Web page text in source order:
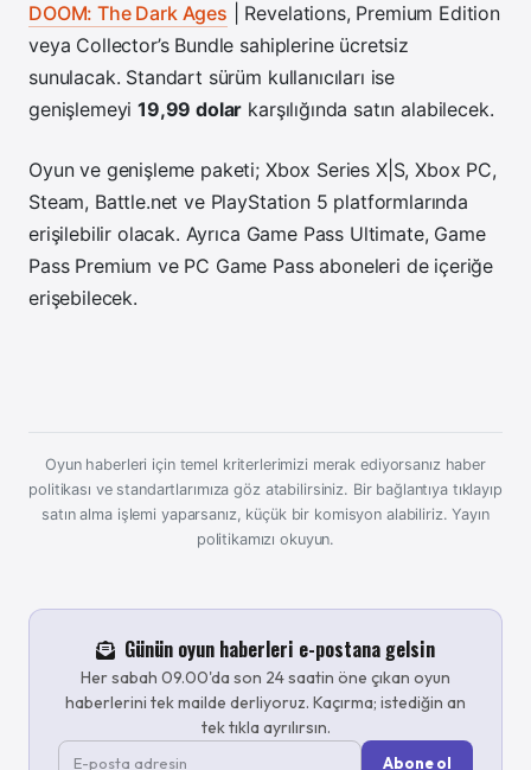
DOOM: The Dark Ages | Revelations, Premium Edition
veya Collector’s Bundle sahiplerine ücretsiz
sunulacak. Standart sürüm kullanıcıları ise
genişlemeyi19,99 dolar karşılığında satın alabilecek.
Oyun ve genişleme paketi; Xbox Series X|S, Xbox PC,
Steam, Battle.net ve PlayStation 5 platformlarında
erişilebilir olacak. Ayrıca Game Pass Ultimate, Game
Pass Premium ve PC Game Pass aboneleri de içeriğe
erişebilecek.
Oyun haberleri için temel kriterlerimizi merak ediyorsanız haber
politikası ve standartlarımıza göz atabilirsiniz. Bir bağlantıya tıklayıp
satın alma işlemi yaparsanız, küçük bir komisyon alabiliriz.Yayın
politikamızı okuyun.
Günün oyun haberleri e-postana gelsin
Her sabah 09.00'da son 24 saatin öne çıkan oyun
haberlerini tek mailde derliyoruz. Kaçırma; istediğin an
tek tıkla ayrılırsın.
Abone ol